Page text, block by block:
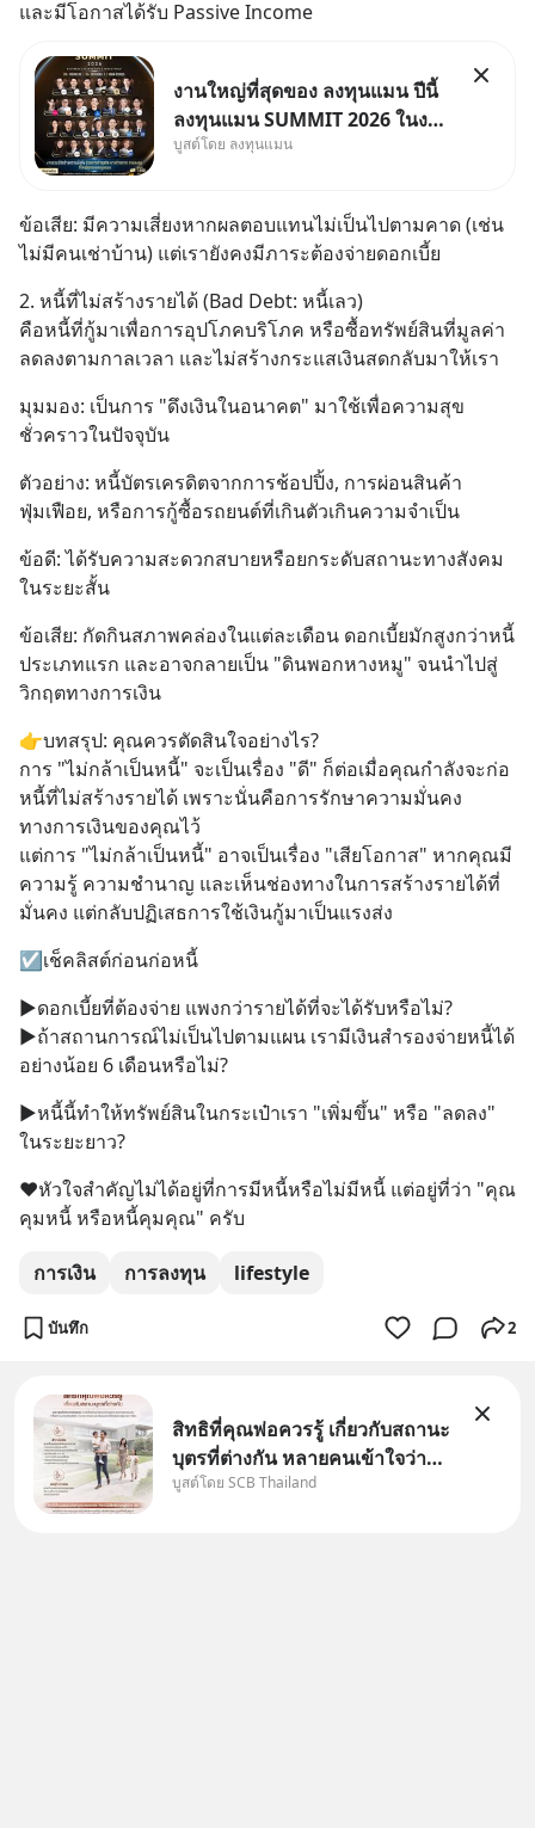
และมีโอกาสได้รับ Passive Income
งานใหญ่ที่สุดของ ลงทุนแมน ปีนี้
ลงทุนแมน SUMMIT 2026 ในงาน
นี้จะมีเจ้าของธุรกิจ Dr.PONG,
MizuMi, KARMART, อิชิตัน มา
แชร์ความรู้การสร้างธุรกิจ
บูสต์โดย ลงทุนแมน
ข้อเสีย: มีความเสี่ยงหากผลตอบแทนไม่เป็นไปตามคาด (เช่น
ไม่มีคนเช่าบ้าน) แต่เรายังคงมีภาระต้องจ่ายดอกเบี้ย
2. หนี้ที่ไม่สร้างรายได้ (Bad Debt: หนี้เลว)
คือหนี้ที่กู้มาเพื่อการอุปโภคบริโภค หรือซื้อทรัพย์สินที่มูลค่า
ลดลงตามกาลเวลา และไม่สร้างกระแสเงินสดกลับมาให้เรา
มุมมอง: เป็นการ "ดึงเงินในอนาคต" มาใช้เพื่อความสุข
ชั่วคราวในปัจจุบัน
ตัวอย่าง: หนี้บัตรเครดิตจากการช้อปปิ้ง, การผ่อนสินค้า
ฟุ่มเฟือย, หรือการกู้ซื้อรถยนต์ที่เกินตัวเกินความจำเป็น
ข้อดี: ได้รับความสะดวกสบายหรือยกระดับสถานะทางสังคม
ในระยะสั้น
ข้อเสีย: กัดกินสภาพคล่องในแต่ละเดือน ดอกเบี้ยมักสูงกว่าหนี้
ประเภทแรก และอาจกลายเป็น "ดินพอกหางหมู" จนนำไปสู่
วิกฤตทางการเงิน
👉บทสรุป: คุณควรตัดสินใจอย่างไร?
การ "ไม่กล้าเป็นหนี้" จะเป็นเรื่อง "ดี" ก็ต่อเมื่อคุณกำลังจะก่อ
หนี้ที่ไม่สร้างรายได้ เพราะนั่นคือการรักษาความมั่นคง
ทางการเงินของคุณไว้
แต่การ "ไม่กล้าเป็นหนี้" อาจเป็นเรื่อง "เสียโอกาส" หากคุณมี
ความรู้ ความชำนาญ และเห็นช่องทางในการสร้างรายได้ที่
มั่นคง แต่กลับปฏิเสธการใช้เงินกู้มาเป็นแรงส่ง
☑️เช็คลิสต์ก่อนก่อหนี้
▶️ดอกเบี้ยที่ต้องจ่าย แพงกว่ารายได้ที่จะได้รับหรือไม่?
▶️ถ้าสถานการณ์ไม่เป็นไปตามแผน เรามีเงินสำรองจ่ายหนี้ได้
อย่างน้อย 6 เดือนหรือไม่?
▶️หนี้นี้ทำให้ทรัพย์สินในกระเป๋าเรา "เพิ่มขึ้น" หรือ "ลดลง"
ในระยะยาว?
❤️หัวใจสำคัญไม่ได้อยู่ที่การมีหนี้หรือไม่มีหนี้ แต่อยู่ที่ว่า "คุณ
คุมหนี้ หรือหนี้คุมคุณ" ครับ
การเงิน การลงทุน lifestyle
บันทึก 2
สิทธิที่คุณพ่อควรรู้ เกี่ยวกับสถานะ
บุตรที่ต่างกัน หลายคนเข้าใจว่า
"เมื่อเป็นลูกของพ่อและแม่ ก็ย่อม
บูสต์โดย SCB Thailand